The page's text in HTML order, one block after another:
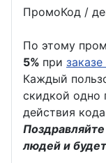
ПромоКод /
По этому
5% при
Каждый
скидкой одно
действия
людей и